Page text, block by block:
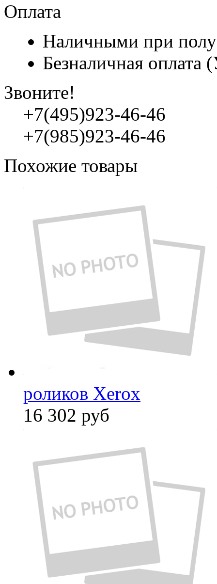
Оплата
Наличными при
Безналичная
Звоните!
+7(495)923-46-46
+7(985)923-46-46
Похожие товары
роликов Xerox
16 302 руб